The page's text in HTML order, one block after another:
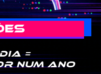
=
num ano